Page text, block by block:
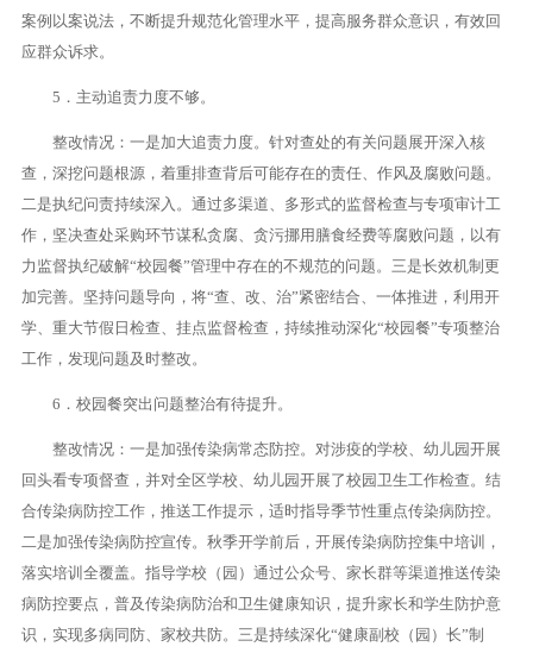
案例以案说法，不断提升规范化管理水平，提高服务群众意识，有效回
应群众诉求。
5．主动追责力度不够。
整改情况：一是加大追责力度。针对查处的有关问题展开深入核
查，深挖问题根源，着重排查背后可能存在的责任、作风及腐败问题。
二是执纪问责持续深入。通过多渠道、多形式的监督检查与专项审计工
作，坚决查处采购环节谋私贪腐、贪污挪用膳食经费等腐败问题，以有
力监督执纪破解“校园餐”管理中存在的不规范的问题。三是长效机制更
加完善。坚持问题导向，将“查、改、治”紧密结合、一体推进，利用开
学、重大节假日检查、挂点监督检查，持续推动深化“校园餐”专项整治
工作，发现问题及时整改。
6．校园餐突出问题整治有待提升。
整改情况：一是加强传染病常态防控。对涉疫的学校、幼儿园开展
回头看专项督查，并对全区学校、幼儿园开展了校园卫生工作检查。结
合传染病防控工作，推送工作提示，适时指导季节性重点传染病防控。
二是加强传染病防控宣传。秋季开学前后，开展传染病防控集中培训，
落实培训全覆盖。指导学校（园）通过公众号、家长群等渠道推送传染
病防控要点，普及传染病防治和卫生健康知识，提升家长和学生防护意
识，实现多病同防、家校共防。三是持续深化“健康副校（园）长”制